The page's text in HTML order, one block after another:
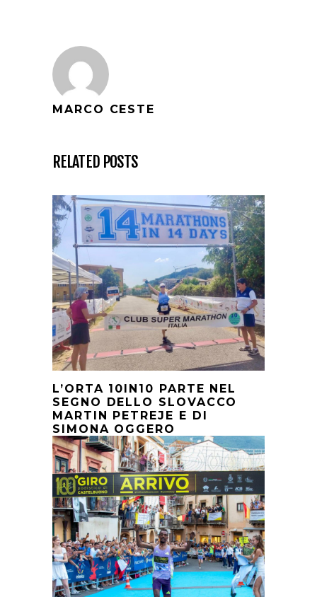
MARCO CESTE
RELATED POSTS
L’ORTA 10IN10 PARTE NEL
SEGNO DELLO SLOVACCO
MARTIN PETREJE E DI
SIMONA OGGERO